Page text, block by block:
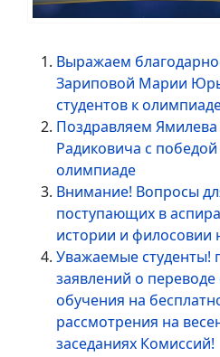
Выражаем
Зариповой Марии
студентов к
Поздравляем Ямилева
Радиковича с
олимпиаде
Внимание! Вопросы
поступающих в
истории и филосовии
Уважаемые студенты!
заявлений о переводе
обучения на
рассмотрения на
заседаниях Комиссий!